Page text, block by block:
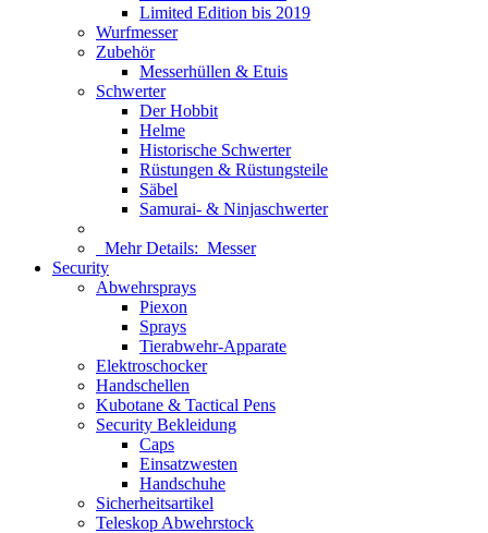
Limited Edition bis 2019
Wurfmesser
Zubehör
Messerhüllen & Etuis
Schwerter
Der Hobbit
Helme
Historische Schwerter
Rüstungen & Rüstungsteile
Säbel
Samurai- & Ninjaschwerter
Mehr Details: Messer
Security
Abwehrsprays
Piexon
Sprays
Tierabwehr-Apparate
Elektroschocker
Handschellen
Kubotane & Tactical Pens
Security Bekleidung
Caps
Einsatzwesten
Handschuhe
Sicherheitsartikel
Teleskop Abwehrstock